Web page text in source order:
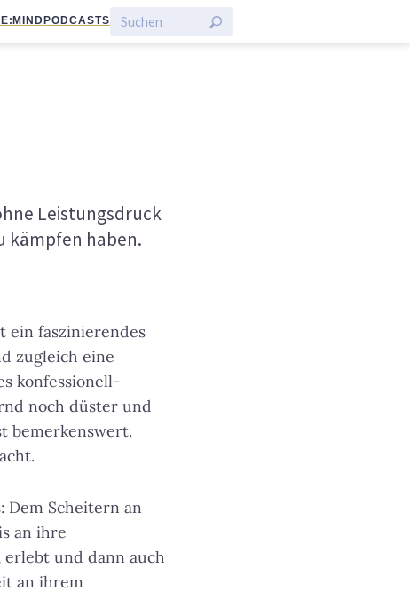
PODCASTS
Leistungsdruck
kämpfen haben.
ein faszinierendes
zugleich eine
konfessionell-
noch düster und
bemerkenswert.
Dem Scheitern an
an ihre
und dann auch
an ihrem